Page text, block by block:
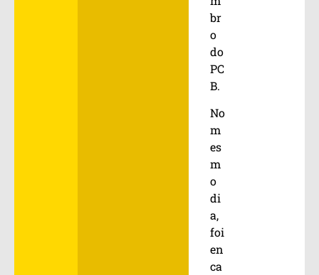
br
o
do
PC
B.
No
m
es
m
o
di
a,
foi
en
ca